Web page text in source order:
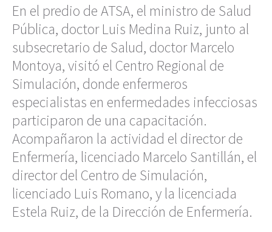
En el predio de ATSA, el ministro de Salud
Pública, doctor Luis Medina Ruiz, junto al
subsecretario de Salud, doctor Marcelo
Montoya, visitó el Centro Regional de
Simulación, donde enfermeros
especialistas en enfermedades infecciosas
participaron de una capacitación.
Acompañaron la actividad el director de
Enfermería, licenciado Marcelo Santillán, el
director del Centro de Simulación,
licenciado Luis Romano, y la licenciada
Estela Ruiz, de la Dirección de Enfermería.